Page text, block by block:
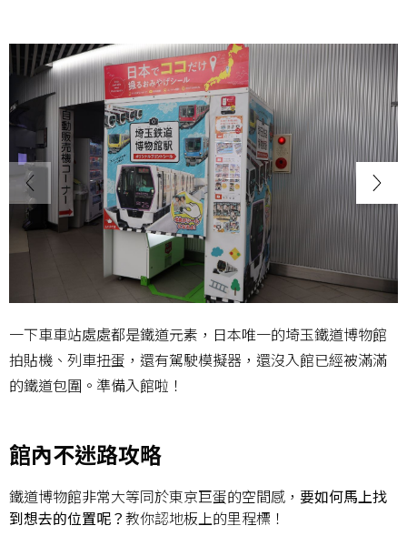
一下車車站處處都是鐵道元素，日本唯一的埼玉鐵道博物館
拍貼機、列車扭蛋，還有駕駛模擬器，還沒入館已經被滿滿
的鐵道包圍。準備入館啦！
館內不迷路攻略
鐵道博物館非常大等同於東京巨蛋的空間感， 要如何馬上找
到想去的位置呢？教你認地板上的里程標！